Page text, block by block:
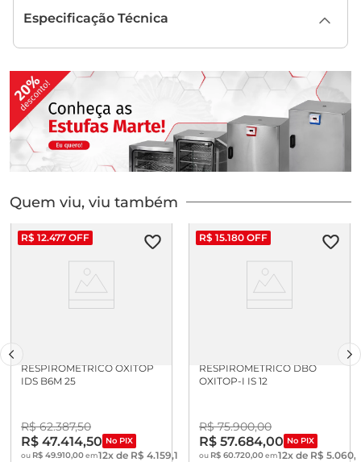
Especificação Técnica
Quem viu, viu também
R$ 12.477 OFF
RESPIROMETRICO OXITOP
IDS B6M 25
R$ 62.387,50
R$ 47.414,50 No PIX
ou R$ 49.910,00em12x de R$ 4.159,16
R$ 15.180 OFF
RESPIROMETRICO DBO
OXITOP-I IS 12
R$ 75.900,00
R$ 57.684,00 No PIX
ou R$ 60.720,00em12x de R$ 5.060,